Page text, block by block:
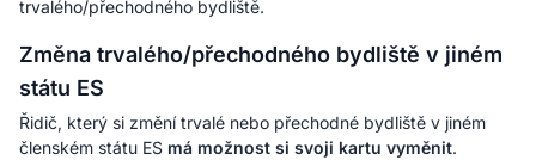
trvalého/přechodného bydliště.
Změna trvalého/přechodného bydliště v jiném
státu ES
Řidič, který si změní trvalé nebo přechodné bydliště v jiném
členském státu ES má možnost si svoji kartu vyměnit.